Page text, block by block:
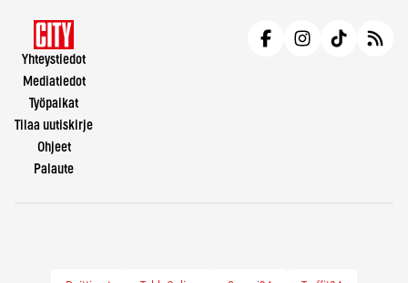
Yhteystiedot
Mediatiedot
Työpaikat
Tilaa uutiskirje
Ohjeet
Palaute